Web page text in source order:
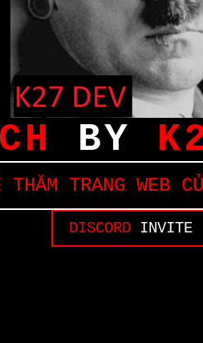
BY
TRANG WEB
DISCORD INVITE